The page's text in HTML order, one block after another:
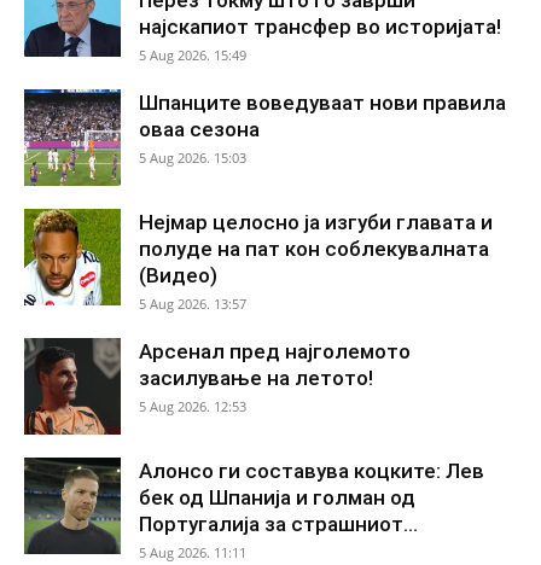
најскапиот трансфер во историјата!
5 Aug 2026. 15:49
Шпанците воведуваат нови правила
оваа сезона
5 Aug 2026. 15:03
Нејмар целосно ја изгуби главата и
полуде на пат кон соблекувалната
(Видео)
5 Aug 2026. 13:57
Арсенал пред најголемото
засилување на летото!
5 Aug 2026. 12:53
Алонсо ги составува коцките: Лев
бек од Шпанија и голман од
Португалија за страшниот...
5 Aug 2026. 11:11